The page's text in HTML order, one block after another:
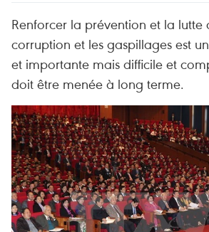
Renforcer la prévention et la lutte
corruption et les gaspillages est
et importante mais difficile et
doit être menée à long terme.